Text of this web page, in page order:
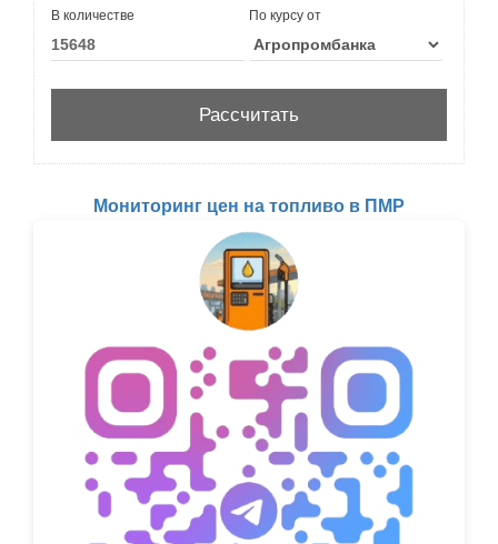
В количестве По курсу от
Мониторинг цен на топливо в ПМР